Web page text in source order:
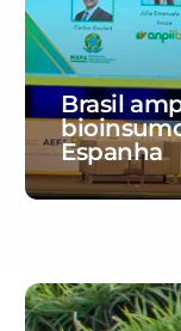
Brasil
Espanha